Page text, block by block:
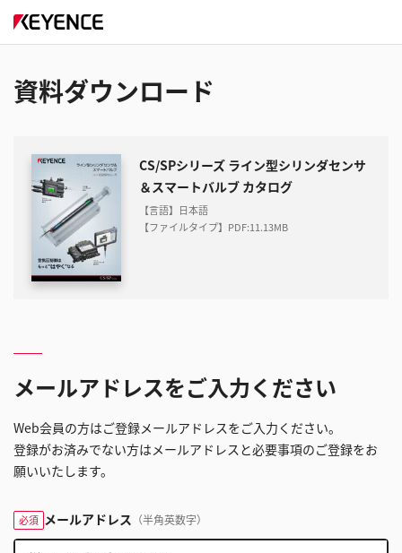
資料ダウンロード
CS/SPシリーズ ライン型シリンダセンサ
＆スマートバルブ カタログ
【言語】日本語
【ファイルタイプ】PDF:11.13MB
メールアドレスをご入力ください
Web会員の方はご登録メールアドレスをご入力ください。
登録がお済みでない方はメールアドレスと必要事項のご登録をお
願いいたします。
必須 メールアドレス （半角英数字）